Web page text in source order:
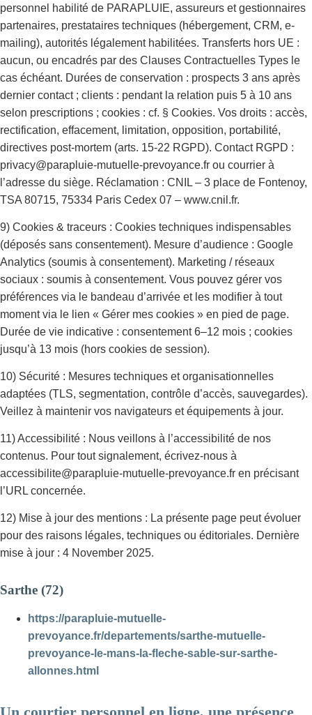
personnel habilité de PARAPLUIE, assureurs et gestionnaires
partenaires, prestataires techniques (hébergement, CRM, e-
mailing), autorités légalement habilitées. Transferts hors UE :
aucun, ou encadrés par des Clauses Contractuelles Types le
cas échéant. Durées de conservation : prospects 3 ans après
dernier contact ; clients : pendant la relation puis 5 à 10 ans
selon prescriptions ; cookies : cf. § Cookies. Vos droits : accès,
rectification, effacement, limitation, opposition, portabilité,
directives post-mortem (arts. 15-22 RGPD). Contact RGPD :
privacy@parapluie-mutuelle-prevoyance.fr ou courrier à
l’adresse du siège. Réclamation : CNIL – 3 place de Fontenoy,
TSA 80715, 75334 Paris Cedex 07 – www.cnil.fr.
9) Cookies & traceurs : Cookies techniques indispensables
(déposés sans consentement). Mesure d’audience : Google
Analytics (soumis à consentement). Marketing / réseaux
sociaux : soumis à consentement. Vous pouvez gérer vos
préférences via le bandeau d’arrivée et les modifier à tout
moment via le lien « Gérer mes cookies » en pied de page.
Durée de vie indicative : consentement 6–12 mois ; cookies
jusqu’à 13 mois (hors cookies de session).
10) Sécurité : Mesures techniques et organisationnelles
adaptées (TLS, segmentation, contrôle d’accès, sauvegardes).
Veillez à maintenir vos navigateurs et équipements à jour.
11) Accessibilité : Nous veillons à l’accessibilité de nos
contenus. Pour tout signalement, écrivez-nous à
accessibilite@parapluie-mutuelle-prevoyance.fr en précisant
l’URL concernée.
12) Mise à jour des mentions : La présente page peut évoluer
pour des raisons légales, techniques ou éditoriales. Dernière
mise à jour : 4 November 2025.
Sarthe (72)
https://parapluie-mutuelle-
prevoyance.fr/departements/sarthe-mutuelle-
prevoyance-le-mans-la-fleche-sable-sur-sarthe-
allonnes.html